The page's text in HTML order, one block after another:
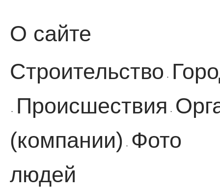
О сайте
Строительство ·
· Происшествия ·
(компании)
·
Фото
людей